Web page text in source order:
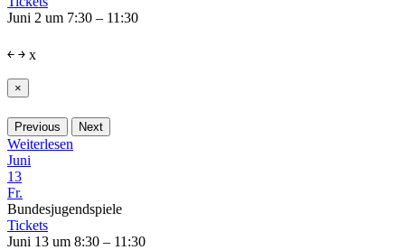
Juni 2 um 7:30 – 11:30
￩ ￫ x
×
Previous Next
Weiterlesen
Juni
13
Fr.
Bundesjugendspiele
Tickets
Juni 13 um 8:30 – 11:30